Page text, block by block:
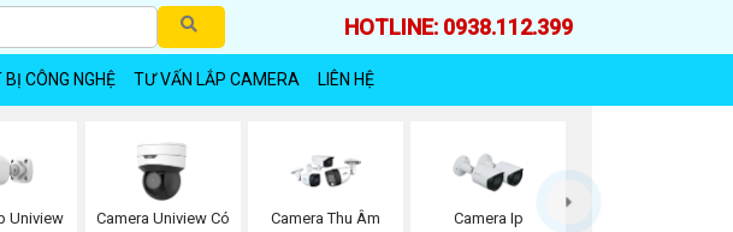
HOTLINE: 0938.112.399
BỊ CÔNG NGHỆ TƯ VẤN LẮP CAMERA LIÊN HỆ
Uniview
Camera Uniview Có
Camera Thu Âm
Camera Ip